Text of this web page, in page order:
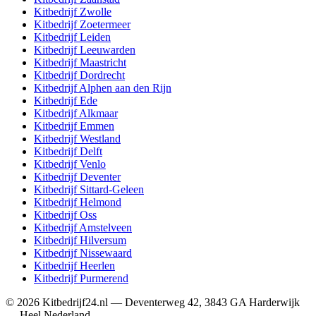
Kitbedrijf Zwolle
Kitbedrijf Zoetermeer
KitbedrijfLeiden
KitbedrijfLeeuwarden
KitbedrijfMaastricht
KitbedrijfDordrecht
KitbedrijfAlphen aan den Rijn
KitbedrijfEde
KitbedrijfAlkmaar
KitbedrijfEmmen
KitbedrijfWestland
KitbedrijfDelft
KitbedrijfVenlo
KitbedrijfDeventer
Kitbedrijf Sittard-Geleen
KitbedrijfHelmond
KitbedrijfOss
KitbedrijfAmstelveen
KitbedrijfHilversum
KitbedrijfNissewaard
KitbedrijfHeerlen
KitbedrijfPurmerend
© 2026 Kitbedrijf24.nl — Deventerweg 42, 3843 GA Harderwijk